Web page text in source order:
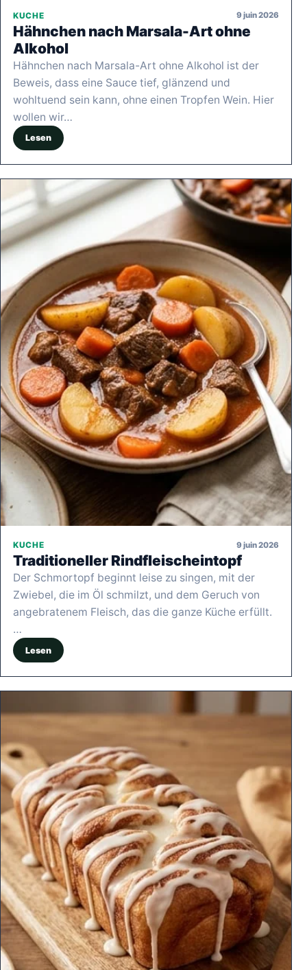
KUCHE 9 juin 2026
Hähnchen nach Marsala-Art ohne
Alkohol
Hähnchen nach Marsala-Art ohne Alkohol ist der
Beweis, dass eine Sauce tief, glänzend und
wohltuend sein kann, ohne einen Tropfen Wein. Hier
wollen wir…
Lesen
KUCHE 9 juin 2026
Traditioneller Rindfleischeintopf
Der Schmortopf beginnt leise zu singen, mit der
Zwiebel, die im Öl schmilzt, und dem Geruch von
angebratenem Fleisch, das die ganze Küche erfüllt.
…
Lesen